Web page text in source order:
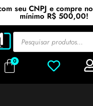
seu CNPJ e compre
mínimo R$ 500,00!